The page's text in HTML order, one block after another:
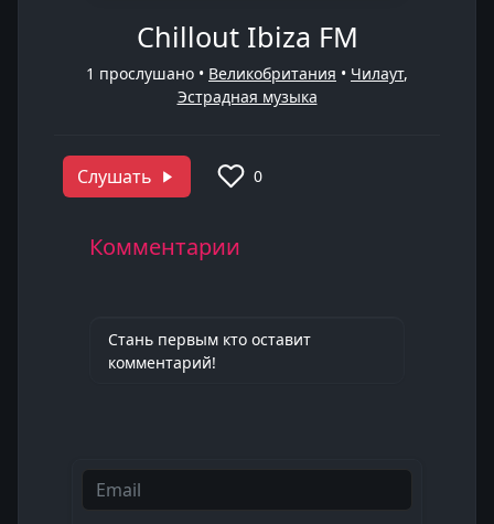
Chillout Ibiza FM
1 прослушано • Великобритания • Чилаут,
Эстрадная музыка
Слушать 0
Комментарии
Стань первым кто оставит
комментарий!